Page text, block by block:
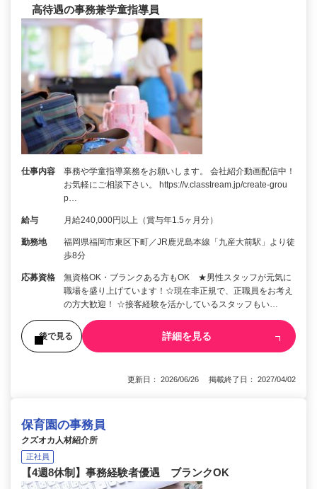
高待遇の事務兼学童指導員
仕事内容
事務や学童指導業務をお願いします。 会社紹介動画配信中！
お気軽にご相談下さい。 https://v.classtream.jp/create-grou
p…
給与 月給240,000円以上（賞与年1.5ヶ月分）
勤務地
福岡県福岡市東区下町／JR鹿児島本線「九産大前駅」より徒
歩8分
応募資格
無資格OK・ブランクある方もOK ★男性スタッフが元気に
職場を盛り上げています！☆現在非正規で、正職員をお考え
の方大歓迎！ ☆接客経験を活かしているスタッフもい…
後で見る 詳細を見る
更新日： 2026/06/26 掲載終了日： 2027/04/02
保育園の事務員
クズオカ人材紹介所
正社員
【4週8休制】事務経験者優遇 ブランクOK